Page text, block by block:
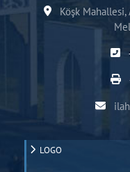
Köşk
LOGO